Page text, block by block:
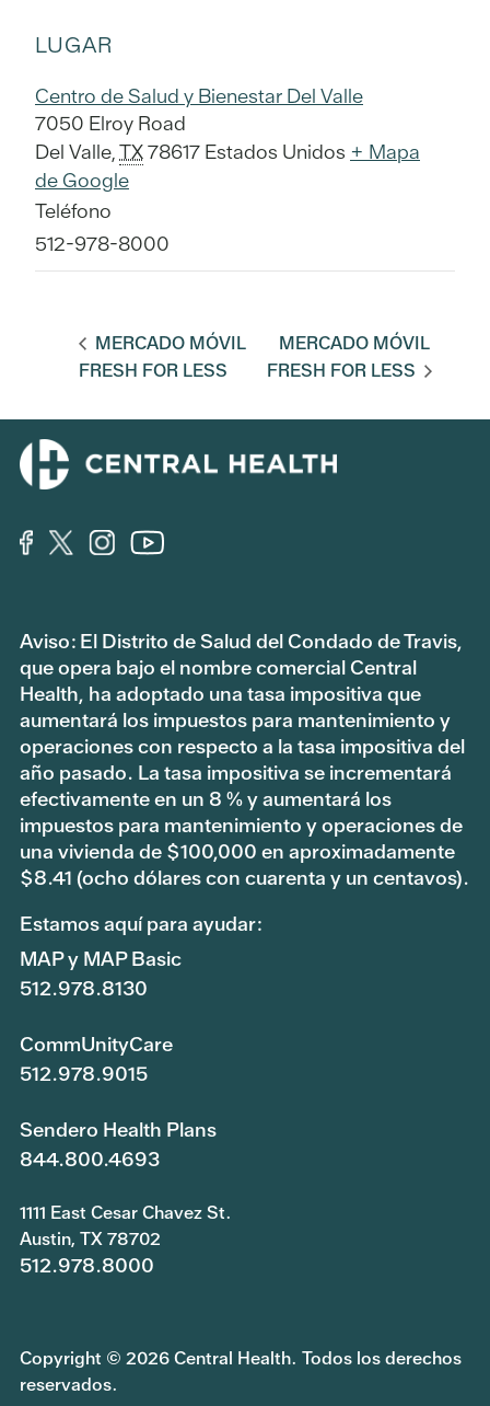
LUGAR
Centro de Salud y Bienestar Del Valle
7050 Elroy Road
Del Valle,TX78617 Estados Unidos + Mapa
de Google
Teléfono
512-978-8000
MERCADO MÓVIL
FRESH FOR LESS
MERCADO MÓVIL
FRESH FOR LESS
Aviso: El Distrito de Salud del Condado de Travis,
que opera bajo el nombre comercial Central
Health, ha adoptado una tasa impositiva que
aumentará los impuestos para mantenimiento y
operaciones con respecto a la tasa impositiva del
año pasado. La tasa impositiva se incrementará
efectivamente en un 8 % y aumentará los
impuestos para mantenimiento y operaciones de
una vivienda de $100,000 en aproximadamente
$8.41 (ocho dólares con cuarenta y un centavos).
Estamos aquí para ayudar:
MAP y MAP Basic
512.978.8130
CommUnityCare
512.978.9015
Sendero Health Plans
844.800.4693
1111 East Cesar Chavez St.
Austin, TX 78702
512.978.8000
Copyright © 2026 Central Health. Todos los derechos
reservados.